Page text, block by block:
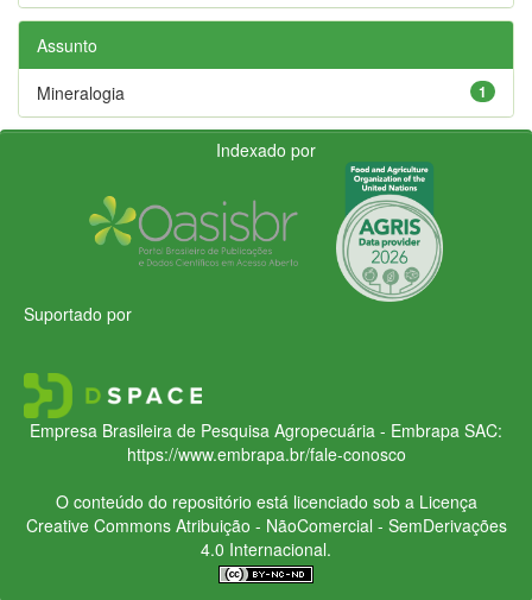
Assunto
1
Mineralogia
Indexado por
Suportado por
Empresa Brasileira de Pesquisa Agropecuária - Embrapa SAC:
https://www.embrapa.br/fale-conosco
O conteúdo do repositório está licenciado sob a Licença
Creative CommonsAtribuição - NãoComercial - SemDerivações
4.0 Internacional.